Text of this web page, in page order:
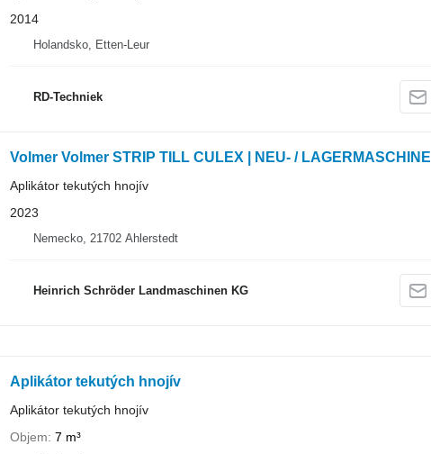
2014
Holandsko, Etten-Leur
RD-Techniek
Volmer Volmer STRIP TILL CULEX | NEU- / LAGERMASCHINE
Aplikátor tekutých hnojív
2023
Nemecko, 21702 Ahlerstedt
Heinrich Schröder Landmaschinen KG
Aplikátor tekutých hnojív
Aplikátor tekutých hnojív
Objem 7 m³